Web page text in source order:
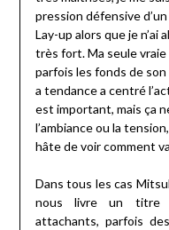
pression défensive
Lay-up alors que je n’ai
très fort. Ma seule
parfois les fonds de
a tendance a centré
est important, mais ça
l’ambiance ou la
hâte de voir comment
Dans tous les cas
nous livre un titre
attachants, parfois